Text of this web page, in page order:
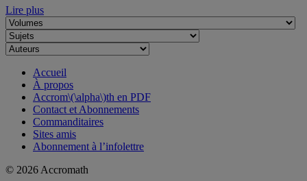
Lire plus
Accueil
À propos
Accrom\(\alpha\)th en PDF
Contact et Abonnements
Commanditaires
Sites amis
Abonnement à l’infolettre
© 2026 Accromath